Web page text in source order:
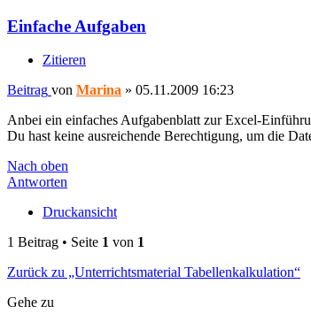
Einfache Aufgaben
Zitieren
Beitrag von Marina » 05.11.2009 16:23
Anbei ein einfaches Aufgabenblatt zur Excel-
Du hast keine ausreichende Berechtigung, um die
Nach oben
Antworten
Druckansicht
1 Beitrag • Seite 1 von 1
Zurück zu „Unterrichtsmaterial Tabellenkalkulation“
Gehe zu